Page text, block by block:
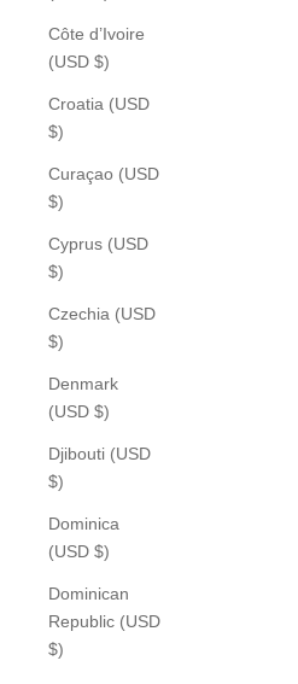
Côte d’Ivoire
(USD $)
Croatia (USD
$)
Curaçao (USD
$)
Cyprus (USD
$)
Czechia (USD
$)
Denmark
(USD $)
Djibouti (USD
$)
Dominica
(USD $)
Dominican
Republic (USD
$)